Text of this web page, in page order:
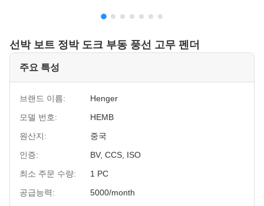
선박 보트 정박 도크 부동 풍선 고무 펜더
주요 특성
브랜드 이름:
Henger
모델 번호:
HEMB
원산지:
중국
인증:
BV, CCS, ISO
최소 주문 수량:
1 PC
공급능력:
5000/month